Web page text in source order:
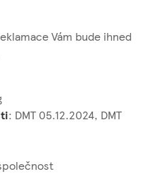
Vám bude ihned
: DMT 05.12.2024, DMT